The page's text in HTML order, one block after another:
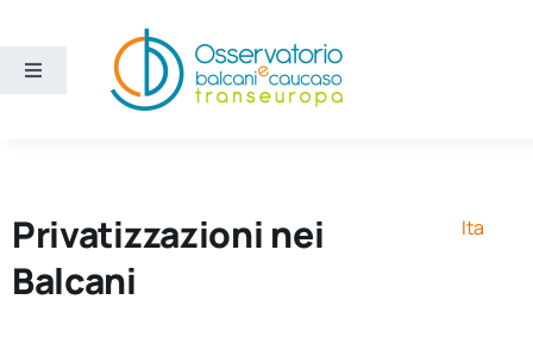
contenuto
Toggle
Ricerca e divulgazione
Privatizzazioni nei
Balcani
Ita